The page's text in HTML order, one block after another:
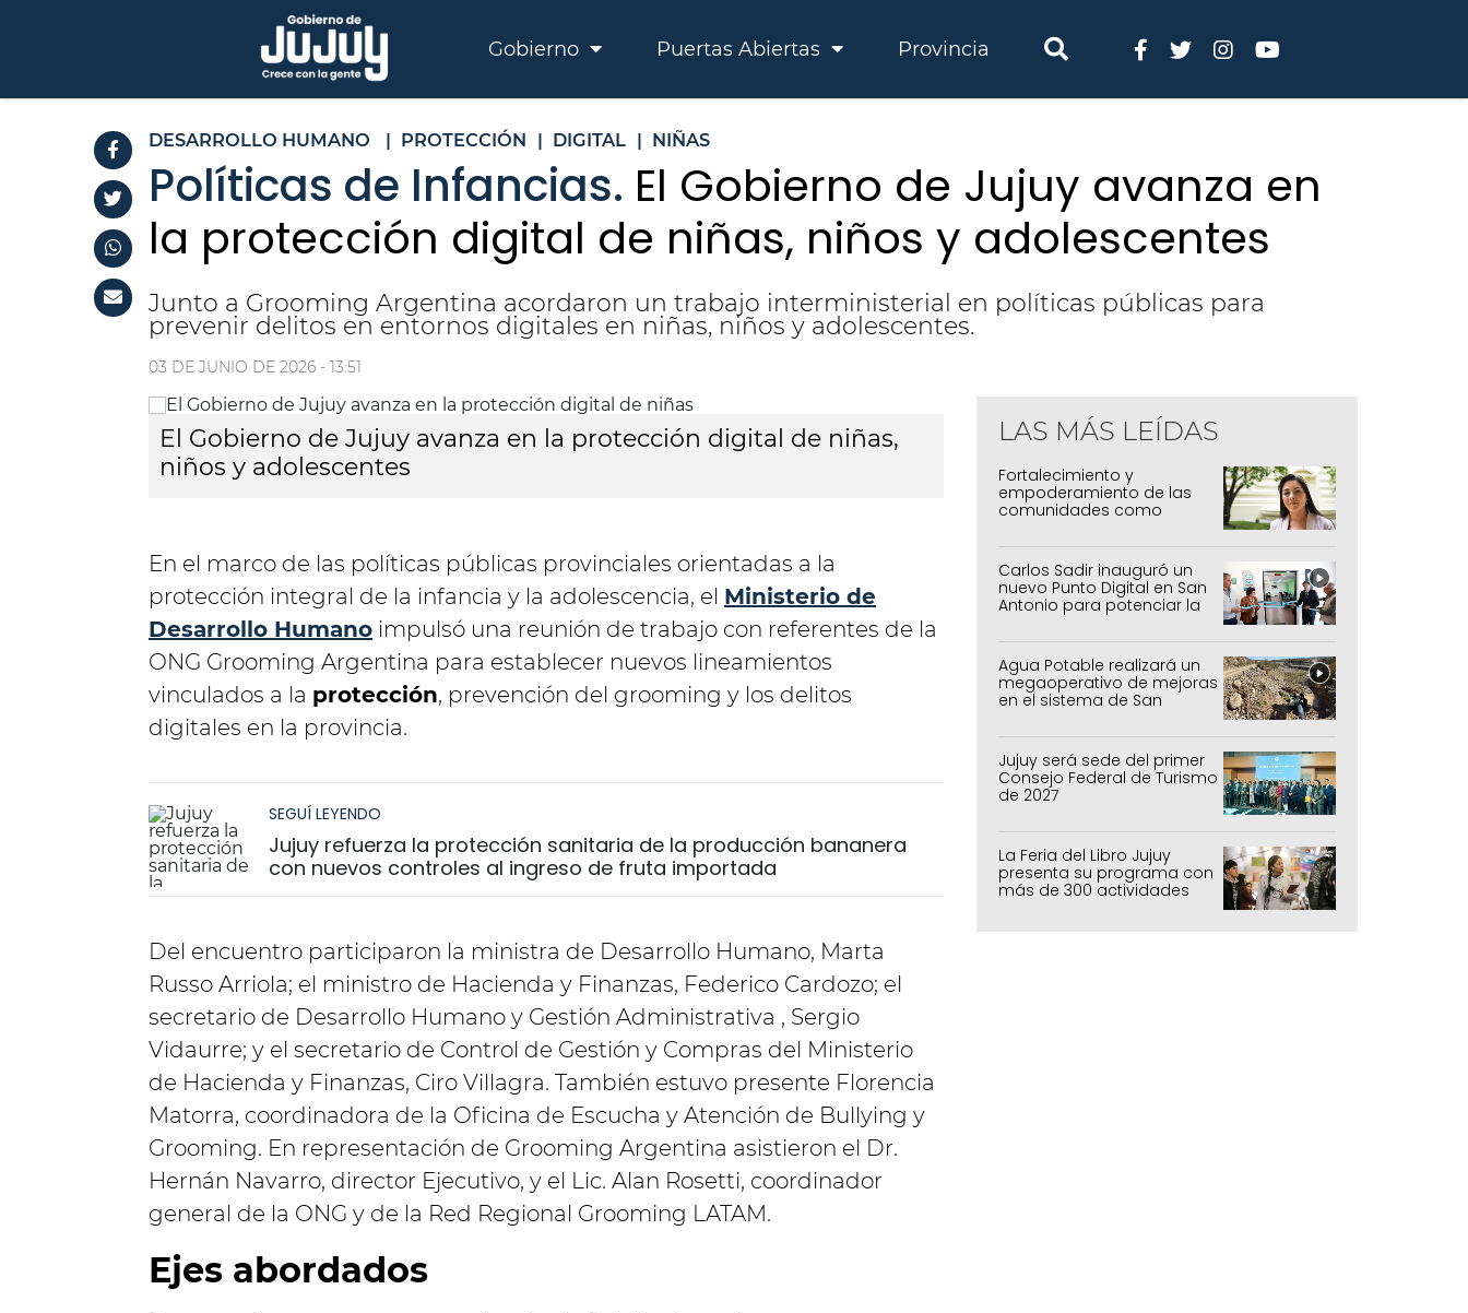
Gobierno Puertas Abiertas Provincia
DESARROLLO HUMANO | PROTECCIÓN | DIGITAL | NIÑAS
Políticas de Infancias. El Gobierno de Jujuy avanza en
la protección digital de niñas, niños y adolescentes
Junto a Grooming Argentina acordaron un trabajo interministerial en políticas públicas para
prevenir delitos en entornos digitales en niñas, niños y adolescentes.
03 DE JUNIO DE 2026 - 13:51
El Gobierno de Jujuy avanza en la protección digital de niñas,
niños y adolescentes
En el marco de las políticas públicas provinciales orientadas a la
protección integral de la infancia y la adolescencia, el Ministerio de
Desarrollo Humano impulsó una reunión de trabajo con referentes de la
ONG Grooming Argentina para establecer nuevos lineamientos
vinculados a la protección, prevención del grooming y los delitos
digitales en la provincia.
SEGUÍ LEYENDO
Jujuy refuerza la protección sanitaria de la producción bananera
con nuevos controles al ingreso de fruta importada
Del encuentro participaron la ministra de Desarrollo Humano, Marta
Russo Arriola; el ministro de Hacienda y Finanzas, Federico Cardozo; el
secretario de Desarrollo Humano y Gestión Administrativa , Sergio
Vidaurre; y el secretario de Control de Gestión y Compras del Ministerio
de Hacienda y Finanzas, Ciro Villagra. También estuvo presente Florencia
Matorra, coordinadora de la Oficina de Escucha y Atención de Bullying y
Grooming. En representación de Grooming Argentina asistieron el Dr.
Hernán Navarro, director Ejecutivo, y el Lic. Alan Rosetti, coordinador
general de la ONG y de la Red Regional Grooming LATAM.
Ejes abordados
LAS MÁS LEÍDAS
Fortalecimiento y
empoderamiento de las
comunidades como
Carlos Sadir inauguró un
nuevo Punto Digital en San
Antonio para potenciar la
inclusión tecnológica
Agua Potable realizará un
megaoperativo de mejoras
en el sistema de San
Jujuy será sede del primer
Consejo Federal de Turismo
de 2027
La Feria del Libro Jujuy
presenta su programa con
más de 300 actividades